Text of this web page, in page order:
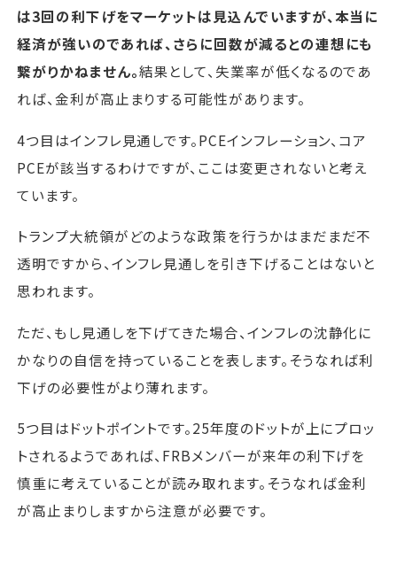
は3回の利下げをマーケットは見込んでいますが、本当に
経済が強いのであれば、さらに回数が減るとの連想にも
繋がりかねません。結果として、失業率が低くなるのであ
れば、金利が高止まりする可能性があります。
4つ目はインフレ見通しです。PCEインフレーション、コア
PCEが該当するわけですが、ここは変更されないと考え
ています。
トランプ大統領がどのような政策を行うかはまだまだ不
透明ですから、インフレ見通しを引き下げることはないと
思われます。
ただ、もし見通しを下げてきた場合、インフレの沈静化に
かなりの自信を持っていることを表します。そうなれば利
下げの必要性がより薄れます。
5つ目はドットポイントです。25年度のドットが上にプロッ
トされるようであれば、FRBメンバーが来年の利下げを
慎重に考えていることが読み取れます。そうなれば金利
が高止まりしますから注意が必要です。